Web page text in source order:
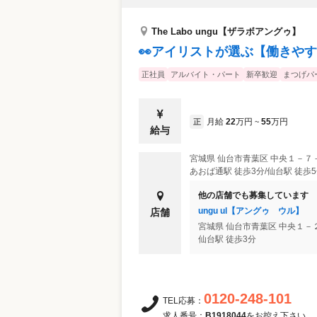
The Labo ungu【ザラボアングゥ】
👀アイリストが選ぶ【働きや
正社員 アルバイト・パート 新卒歓迎 まつげパ
給与
正 月給 22万円 ~ 55万円
店舗
宮城県 仙台市青葉区 中央１－７
あおば通駅 徒歩3分/仙台駅 徒歩
他の店舗でも募集しています
ungu ul【アングゥ ウル】
宮城県 仙台市青葉区 中央１－
仙台駅 徒歩3分
TEL応募： 0120-248-101